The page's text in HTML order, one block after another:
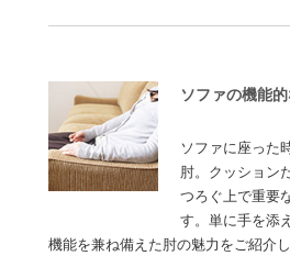
ソファの機能
ソファに座った
肘。クッション
つろぐ上で重要
す。単に手を添
機能を兼ね備えた肘の魅力をご紹介